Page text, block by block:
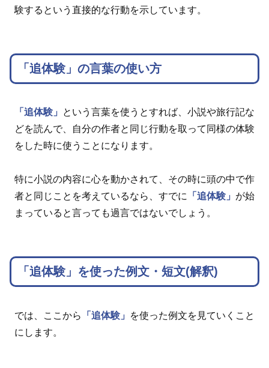
験するという直接的な行動を示しています。
「追体験」の言葉の使い方
「追体験」
という言葉を使うとすれば、小説や旅行記な
どを読んで、自分の作者と同じ行動を取って同様の体験
をした時に使うことになります。
特に小説の内容に心を動かされて、その時に頭の中で作
者と同じことを考えているなら、すでに
「追体験」 が始
まっていると言っても過言ではないでしょう。
「追体験」を使った例文・短文(解釈)
では、ここから 「追体験」
を使った例文を見ていくこと
にします。